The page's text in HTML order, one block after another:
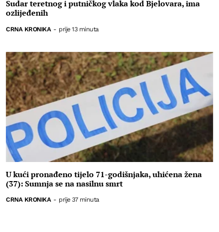
Sudar teretnog i putničkog vlaka kod Bjelovara, ima
ozlijeđenih
CRNA KRONIKA - prije 13 minuta
U kući pronađeno tijelo 71-godišnjaka, uhićena žena
(37): Sumnja se na nasilnu smrt
CRNA KRONIKA - prije 37 minuta